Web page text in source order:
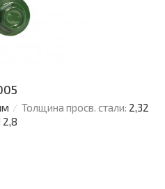
Толщина просв. стали: 2,32
2,8